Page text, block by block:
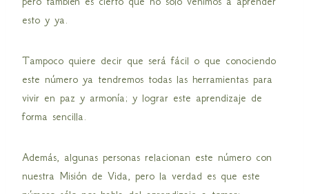
esto y ya.
Tampoco quiere decir que será fácil o que conociendo
este número ya tendremos todas las herramientas para
vivir en paz y armonía; y lograr este aprendizaje de
forma sencilla.
Además, algunas personas relacionan este número con
nuestra Misión de Vida, pero la verdad es que este